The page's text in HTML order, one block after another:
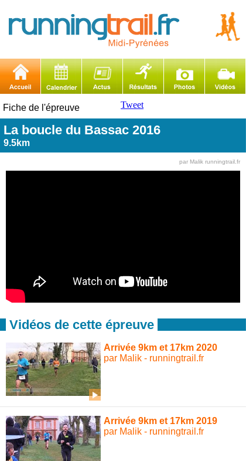
Fiche de l'épreuve Tweet
La boucle du Bassac 2016
9.5km
par Malik runningtrail.fr
Vidéos de cette épreuve
Arrivée 9km et 17km 2020
par Malik - runningtrail.fr
Arrivée 9km et 17km 2019
par Malik - runningtrail.fr